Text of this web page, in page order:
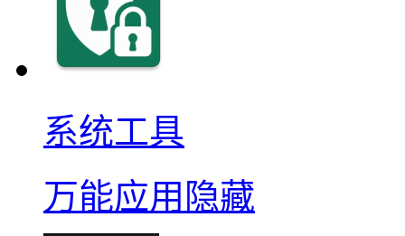
系统工具
万能应用隐藏